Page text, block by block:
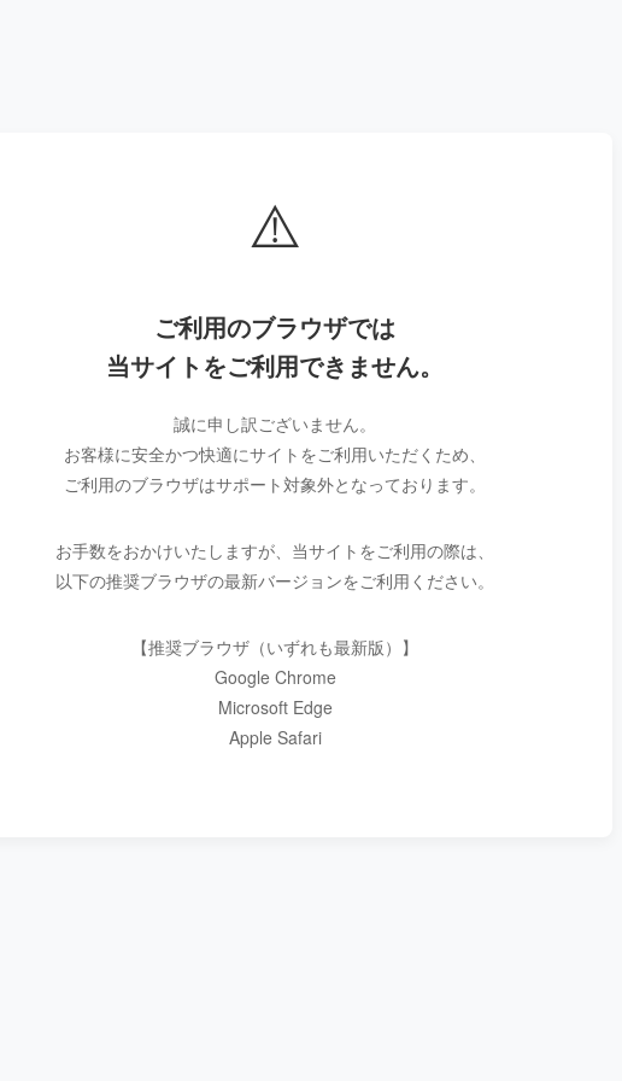
⚠️
ご利用のブラウザでは
当サイトをご利用できません。
誠に申し訳ございません。
お客様に安全かつ快適にサイトをご利用いただくため、
ご利用のブラウザはサポート対象外となっております。
お手数をおかけいたしますが、当サイトをご利用の際は、
以下の推奨ブラウザの最新バージョンをご利用ください。
【推奨ブラウザ（いずれも最新版）】
Google Chrome
Microsoft Edge
Apple Safari